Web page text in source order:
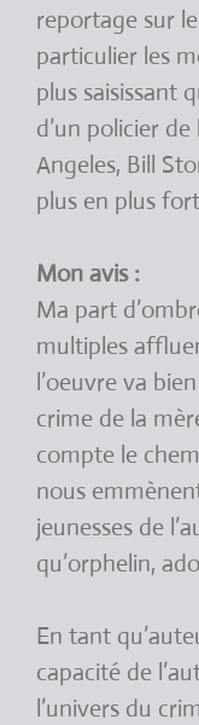
reportage sur
particulier les
plus saisissant
d’un policier
Angeles, Bill
plus en plus
Mon avis :
Ma part
multiples
l’oeuvre va
crime de la
compte le
nous
jeunesses de
qu’orphelin,
En tant
capacité de
l’univers du